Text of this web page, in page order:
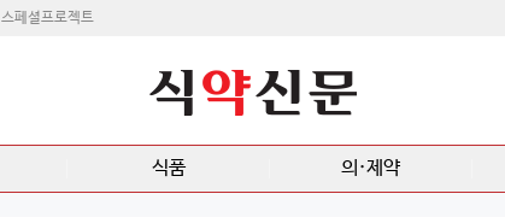
스페셜프로젝트
식품 의·제약